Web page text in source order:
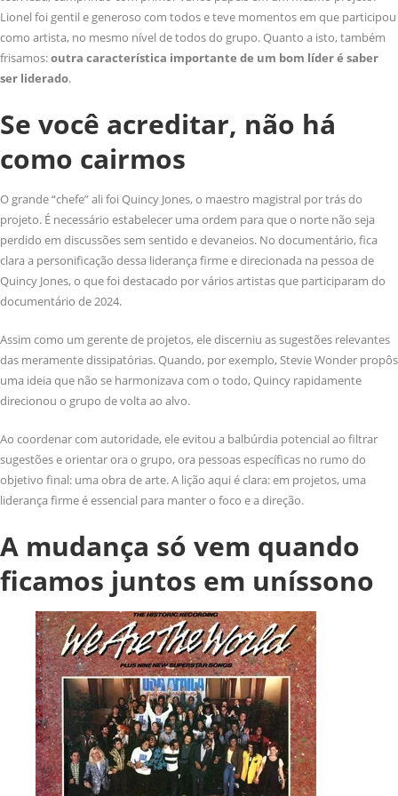
Lionel foi gentil e generoso com todos e teve momentos em que participou
como artista, no mesmo nível de todos do grupo. Quanto a isto, também
frisamos:outra característica importante de um bom líder é saber
ser liderado.
Se você acreditar, não há
como cairmos
O grande “chefe” ali foi Quincy Jones, o maestro magistral por trás do
projeto. É necessário estabelecer uma ordem para que o norte não seja
perdido em discussões sem sentido e devaneios. No documentário, fica
clara a personificação dessa liderança firme e direcionada na pessoa de
Quincy Jones, o que foi destacado por vários artistas que participaram do
documentário de 2024.
Assim como um gerente de projetos, ele discerniu as sugestões relevantes
das meramente dissipatórias. Quando, por exemplo, Stevie Wonder propôs
uma ideia que não se harmonizava com o todo, Quincy rapidamente
direcionou o grupo de volta ao alvo.
Ao coordenar com autoridade, ele evitou a balbúrdia potencial ao filtrar
sugestões e orientar ora o grupo, ora pessoas específicas no rumo do
objetivo final: uma obra de arte. A lição aqui é clara: em projetos, uma
liderança firme é essencial para manter o foco e a direção.
A mudança só vem quando
ficamos juntos em uníssono